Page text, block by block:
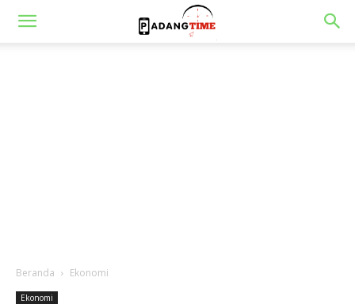
Beranda Ekonomi
Ekonomi